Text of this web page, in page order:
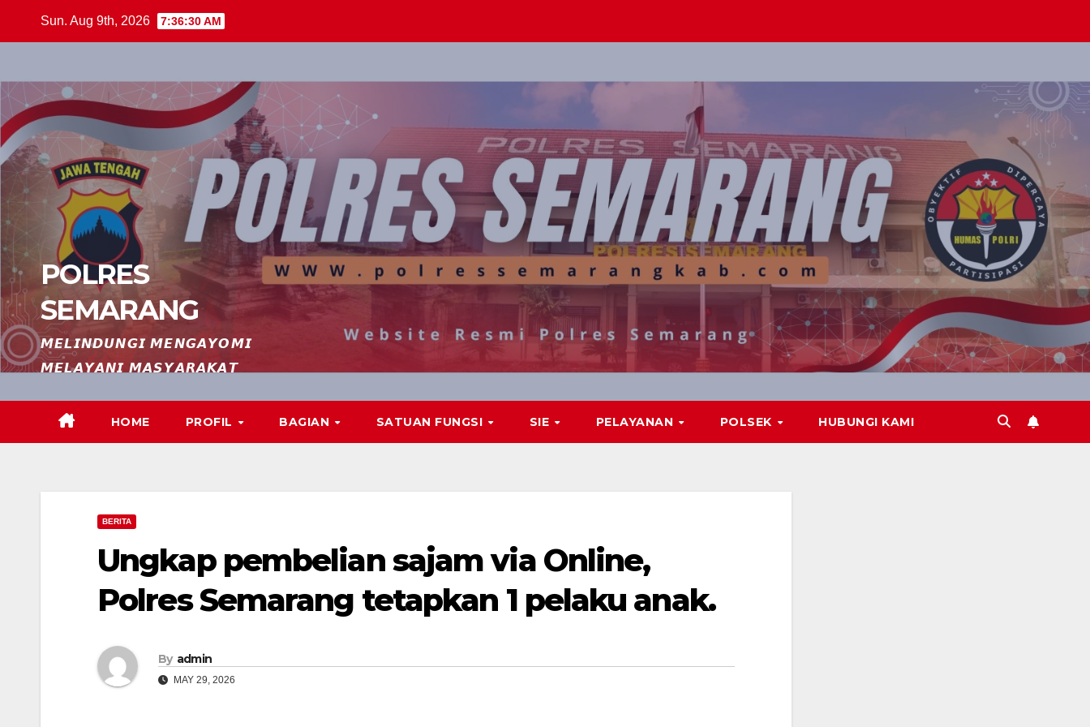
Sun. Aug 9th, 2026 7:36:31 AM
POLRES
SEMARANG
𝙈𝙀𝙇𝙄𝙉𝘿𝙐𝙉𝙂𝙄 𝙈𝙀𝙉𝙂𝘼𝙔𝙊𝙈𝙄
𝙈𝙀𝙇𝘼𝙔𝘼𝙉𝙄 𝙈𝘼𝙎𝙔𝘼𝙍𝘼𝙆𝘼𝙏
HOME PROFIL BAGIAN SATUAN FUNGSI SIE PELAYANAN POLSEK HUBUNGI KAMI
BERITA
Ungkap pembelian sajam via Online,
Polres Semarang tetapkan 1 pelaku anak.
By admin
MAY 29, 2026